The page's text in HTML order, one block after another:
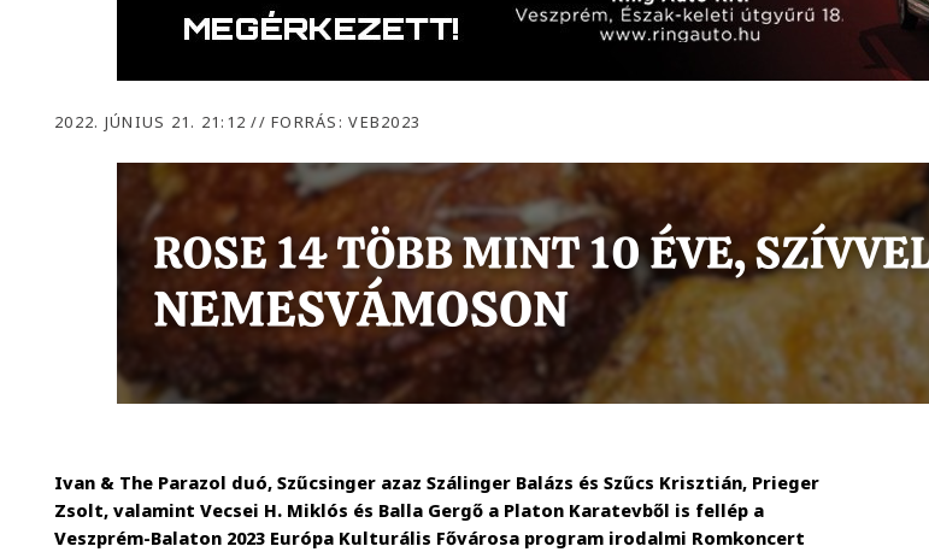
2022. JÚNIUS 21. 21:12// FORRÁS: VEB2023
Ivan & The Parazol duó, Szűcsinger azaz Szálinger Balázs és Szűcs Krisztián, Prieger
Zsolt, valamint Vecsei H. Miklós és Balla Gergő a Platon Karatevből is fellép a
Veszprém-Balaton 2023 Európa Kulturális Fővárosa program irodalmi Romkoncert